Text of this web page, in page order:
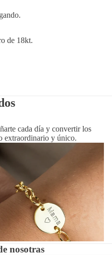
de 18kt.
cada día y convertir los
extraordinario y único.
nosotras